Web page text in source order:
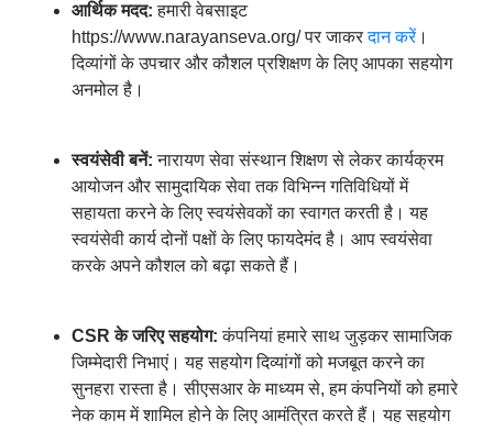
आर्थिक मदद: हमारी वेबसाइट
https://www.narayanseva.org/पर जाकरदान करें।
दिव्यांगों के उपचार और कौशल प्रशिक्षण के लिए आपका सहयोग
अनमोल है।
स्वयंसेवी बनें: नारायण सेवा संस्थान शिक्षण से लेकर कार्यक्रम
आयोजन और सामुदायिक सेवा तक विभिन्न गतिविधियों में
सहायता करने के लिए स्वयंसेवकों का स्वागत करती है। यह
स्वयंसेवी कार्य दोनों पक्षों के लिए फायदेमंद है। आप स्वयंसेवा
करके अपने कौशल को बढ़ा सकते हैं।
CSRके जरिए सहयोग: कंपनियां हमारे साथ जुड़कर सामाजिक
जिम्मेदारी निभाएं। यह सहयोग दिव्यांगों को मजबूत करने का
सुनहरा रास्ता है। सीएसआर के माध्यम से,हम कंपनियों को हमारे
नेक काम में शामिल होने के लिए आमंत्रित करते हैं। यह सहयोग